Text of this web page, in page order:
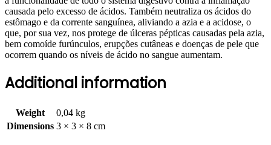
causada pelo excesso de ácidos. Também neutraliza os ácidos do
estômago e da corrente sanguínea, aliviando a azia e a acidose, o
que, por sua vez, nos protege de úlceras pépticas causadas pela azia,
bem comoíde furúnculos, erupções cutâneas e doenças de pele que
ocorrem quando os níveis de ácido no sangue aumentam.
Additional information
Weight
0,04 kg
Dimensions 3 × 3 × 8 cm